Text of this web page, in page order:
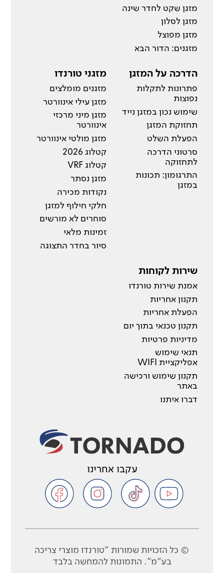
מזגן שקט לחדר שינה
מזגן לסלון
מזגן מפוצל
מזגנים: הדור הבא
הדרכה על המזגן
פתרונות לתקלות
נפוצות
שימוש נכון במזגן נייד
תחזוקת המזגן
הפעלת השלט
סרטוני הדרכה
לתחזוקה
התרגומון: תכונות
במזגן
מזגני טורנדו
מזגנים מומלצים
מזגן עילי אינוורטר
מזגן מיני מרכזי
אינוורטר
מזגן מולטי אינוורטר
קטלוג 2026
קטלוג VRF
מזגן נסתר
נקודות מכירה
חלקי חילוף למזגן
סוחרים לא מורשים
זמינות מלאי
סיור בחדר התצוגה
שירות לקוחות
אמנת שירות טורנדו
תקנון אחריות
הפעלת אחריות
תקנון טכנאי בתוך יום
מדיניות פרטיות
תנאי שימוש
אפליקציית WIFI
תקנון שימוש ורכישה
באתר
דברו איתנו
עקבו אחרינו
© כל הזכויות שמורות "טורנדו מוצרי צריכה
בע"מ". התמונות להמחשה בלבד